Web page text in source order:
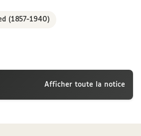
(1857-1940)
Afficher toute la notice